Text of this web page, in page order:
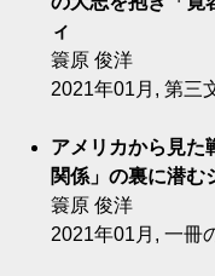
ィ
簑原 俊洋
2021年01月, 第三
アメリカから見た
関係」の裏に潜む
簑原 俊洋
2021年01月, 一冊